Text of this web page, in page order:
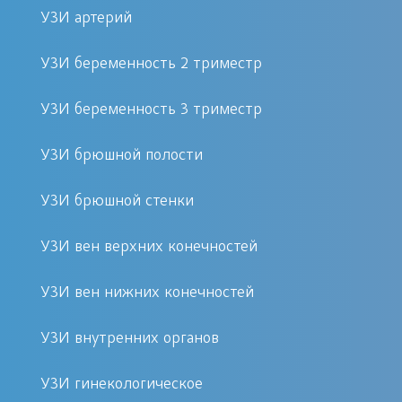
знакомых, где лучше починят обувь, а
куда поближе. Есть районная
поликлиника, в нее и идем. А
классный врач не всегда найдется
рядом. Иногда до него надо проехать
И люди стали чаще задавать такие
сделать УЗИ. Скажу больше.
УЗИ артерий
УЗИ беременность 2 триместр
УЗИ беременность 3 триместр
УЗИ брюшной полости
УЗИ брюшной стенки
УЗИ вен верхних конечностей
УЗИ вен нижних конечностей
УЗИ внутренних органов
УЗИ гинекологическое